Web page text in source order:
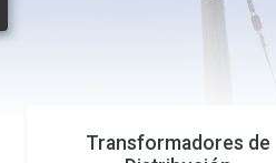
Transformadores de